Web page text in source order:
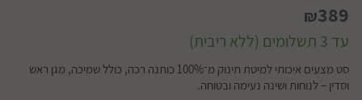
₪389
עד 3 תשלומים (ללא ריבית)
סט מצעים איכותי למיטת תינוק מ־100% כותנה רכה, כולל שמיכה, מגן ראש
וסדין – לנוחות ושינה נעימה ובטוחה.